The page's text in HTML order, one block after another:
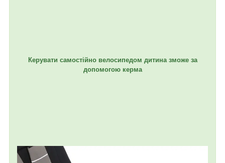
Керувати самостійно велосипедом дитина зможе за
допомогою керма